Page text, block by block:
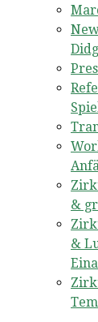
&
&